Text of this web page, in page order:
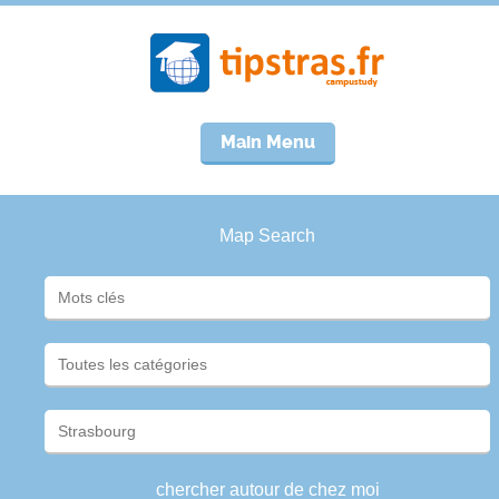
Main Menu
Map Search
chercher autour de chez moi